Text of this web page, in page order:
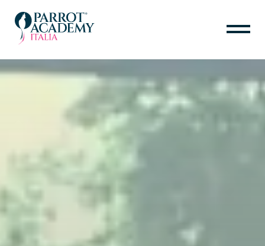
HOME
IL PROGETTO
SARA MAINARDI
PER IL TUO PAPPAGALLO
PER PROFESSIONISTI
CALENDARIO